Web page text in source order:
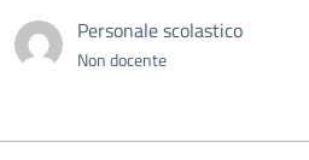
Personale scolastico
Non docente